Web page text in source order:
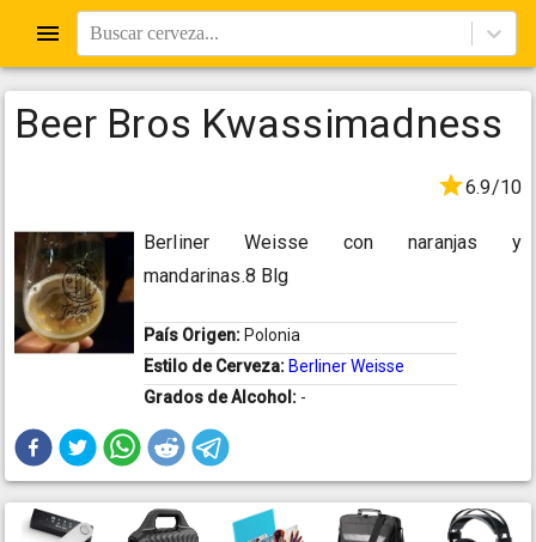
Buscar cerveza...
Beer Bros Kwassimadness
6.9/10
Berliner Weisse con naranjas y
mandarinas.8 Blg
País Origen: Polonia
Estilo de Cerveza: Berliner Weisse
Grados de Alcohol: -